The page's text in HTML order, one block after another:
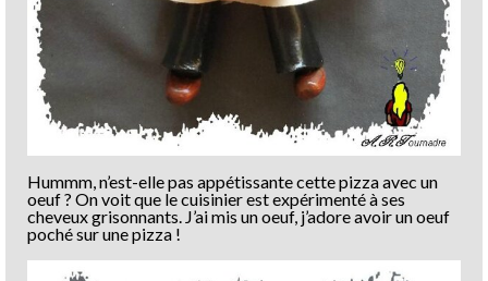
Hummm, n’est-elle pas appétissante cette pizza avec un
oeuf ? On voit que le cuisinier est expérimenté à ses
cheveux grisonnants. J’ai mis un oeuf, j’adore avoir un oeuf
poché sur une pizza !